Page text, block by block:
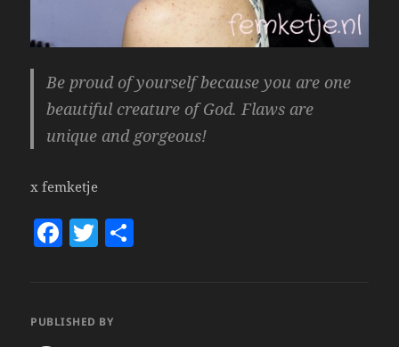
Be proud of yourself because you are one
beautiful creature of God. Flaws are
unique and gorgeous!
x femketje
F
e
T
er
PUBLISHED BY